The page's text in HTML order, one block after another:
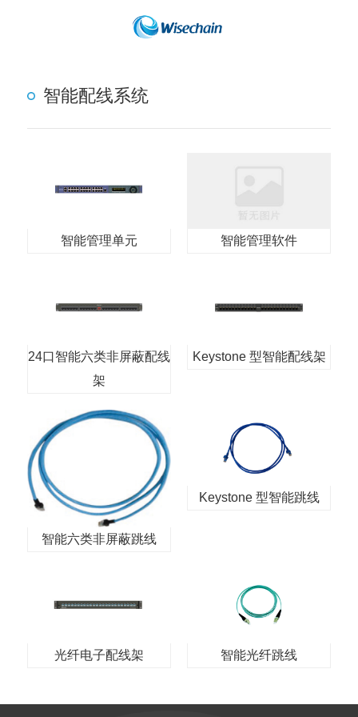
智能配线系统
智能管理单元 智能管理软件
24口智能六类非屏蔽配线
架
Keystone 型智能配线架
智能六类非屏蔽跳线
Keystone 型智能跳线
光纤电子配线架 智能光纤跳线